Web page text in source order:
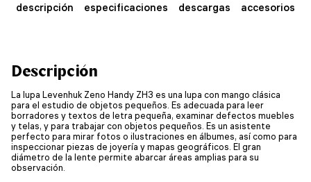
descripción especificaciones descargas accesorios
Descripción
La lupa Levenhuk Zeno Handy ZH3 es una lupa con mango clásica
para el estudio de objetos pequeños. Es adecuada para leer
borradores y textos de letra pequeña, examinar defectos muebles
y telas, y para trabajar con objetos pequeños. Es un asistente
perfecto para mirar fotos o ilustraciones en álbumes, así como para
inspeccionar piezas de joyería y mapas geográficos. El gran
diámetro de la lente permite abarcar áreas amplias para su
observación.